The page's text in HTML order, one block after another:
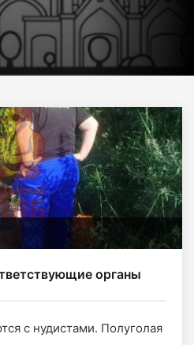
органы
с нудистами. Полуголая